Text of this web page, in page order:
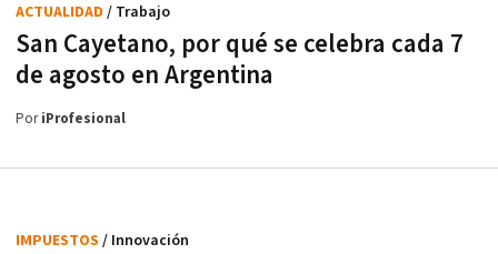
San Cayetano, por qué se celebra cada 7
de agosto en Argentina
ACTUALIDAD / Trabajo
PoriProfesional
IMPUESTOS / Innovación